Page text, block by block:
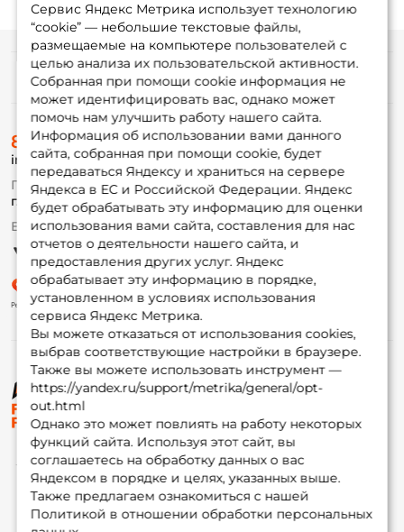
Сервис Яндекс Метрика использует технологию
“cookie” — небольшие текстовые файлы,
размещаемые на компьютере пользователей с
целью анализа их пользовательской активности.
Собранная при помощи cookie информация не
может идентифицировать вас, однако может
помочь нам улучшить работу нашего сайта.
Информация об использовании вами данного
сайта, собранная при помощи cookie, будет
передаваться Яндексу и храниться на сервере
Яндекса в ЕС и Российской Федерации. Яндекс
будет обрабатывать эту информацию для оценки
использования вами сайта, составления для нас
отчетов о деятельности нашего сайта, и
предоставления других услуг. Яндекс
обрабатывает эту информацию в порядке,
установленном в условиях использования
сервиса Яндекс Метрика.
Вы можете отказаться от использования cookies,
выбрав соответствующие настройки в браузере.
Также вы можете использовать инструмент —
https://yandex.ru/support/metrika/general/opt-
out.html
Однако это может повлиять на работу некоторых
функций сайта. Используя этот сайт, вы
соглашаетесь на обработку данных о вас
Яндексом в порядке и целях, указанных выше.
Также предлагаем ознакомиться с нашей
Политикой в отношении обработки персональных
© ФоксФишинг, 2009-2026
Информация
О магазине
Доставка
Оплата
Fox-bonus
Гуру
Партнерская программа
8 (495) 532-77-88
info@foxfishing.ru
По вопросам с заказом
г. Москва, ул. Плеханова д.7
Ежедневно 10:00 до 20:00